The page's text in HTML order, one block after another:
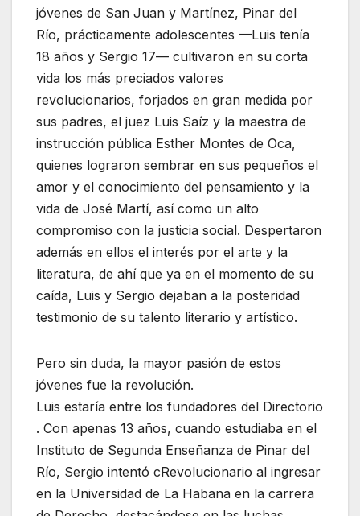
jóvenes de San Juan y Martínez, Pinar del
Río, prácticamente adolescentes —Luis tenía
18 años y Sergio 17— cultivaron en su corta
vida los más preciados valores
revolucionarios, forjados en gran medida por
sus padres, el juez Luis Saíz y la maestra de
instrucción pública Esther Montes de Oca,
quienes lograron sembrar en sus pequeños el
amor y el conocimiento del pensamiento y la
vida de José Martí, así como un alto
compromiso con la justicia social. Despertaron
además en ellos el interés por el arte y la
literatura, de ahí que ya en el momento de su
caída, Luis y Sergio dejaban a la posteridad
testimonio de su talento literario y artístico.
Pero sin duda, la mayor pasión de estos
jóvenes fue la revolución.
Luis estaría entre los fundadores del Directorio
. Con apenas 13 años, cuando estudiaba en el
Instituto de Segunda Enseñanza de Pinar del
Río, Sergio intentó cRevolucionario al ingresar
en la Universidad de La Habana en la carrera